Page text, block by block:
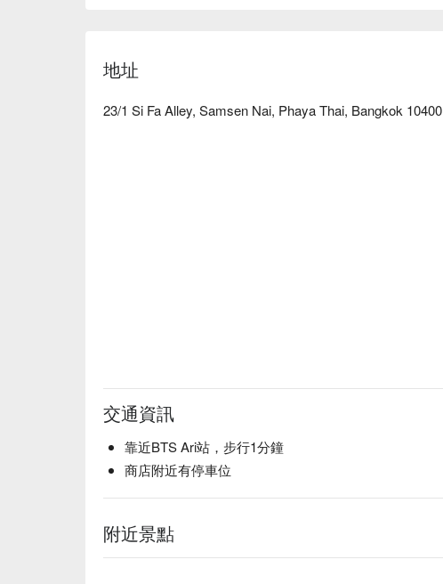
地址
23/1 Si Fa Alley, Samsen Nai, Phaya Thai, Bangkok 10400
交通資訊
靠近BTS Ari站，步行1分鐘
商店附近有停車位
附近景點